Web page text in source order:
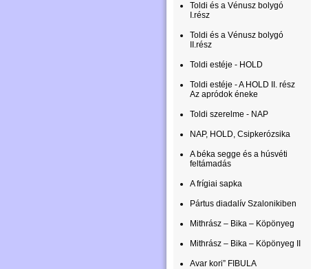
Toldi és a Vénusz bolygó
I.rész
Toldi és a Vénusz bolygó
II.rész
Toldi estéje - HOLD
Toldi estéje - A HOLD II. rész
Az apródok éneke
Toldi szerelme - NAP
NAP, HOLD, Csipkerózsika
A béka segge és a húsvéti
feltámadás
A frígiai sapka
Pártus diadalív Szalonikiben
Mithrász – Bika – Köpönyeg
Mithrász – Bika – Köpönyeg II
Avar kori” FIBULA